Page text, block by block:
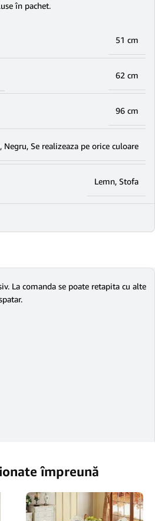
în pachet.
51 cm
62 cm
96 cm
, Negru, Se realizeaza pe orice culoare
Lemn, Stofa
La comanda se poate retapita cu alte
împreună